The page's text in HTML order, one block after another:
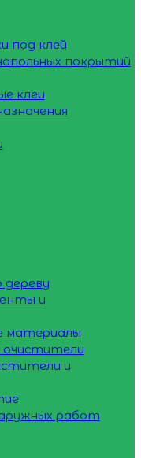
под клей
покрытий
клеи
и
материалы
и
работ